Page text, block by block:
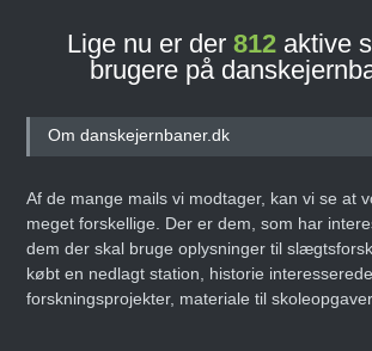
Lige nu er der 812aktive
brugere på
Om danskejernbaner.dk
Af de mange mails vi modtager, kan vi se at
meget forskellige. Der er dem, som har
dem der skal bruge oplysninger til
købt en nedlagt station, historie interesserede,
forskningsprojekter, materiale til